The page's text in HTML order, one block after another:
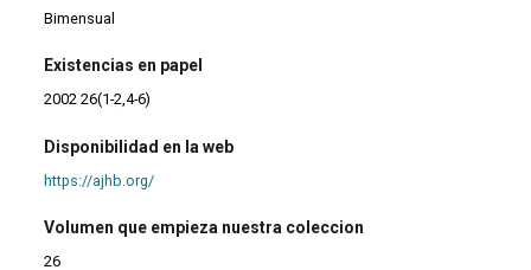
Bimensual
Existencias en papel
2002 26(1-2,4-6)
Disponibilidad en la web
https://ajhb.org/
Volumen que empieza nuestra coleccion
26